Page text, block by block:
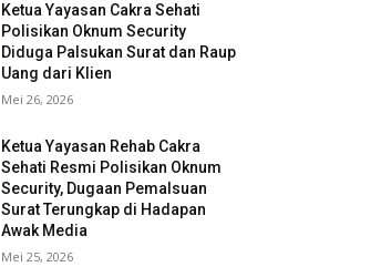
Ketua Yayasan Cakra Sehati
Polisikan Oknum Security
Diduga Palsukan Surat dan Raup
Uang dari Klien
Mei 26, 2026
Ketua Yayasan Rehab Cakra
Sehati Resmi Polisikan Oknum
Security, Dugaan Pemalsuan
Surat Terungkap di Hadapan
Awak Media
Mei 25, 2026